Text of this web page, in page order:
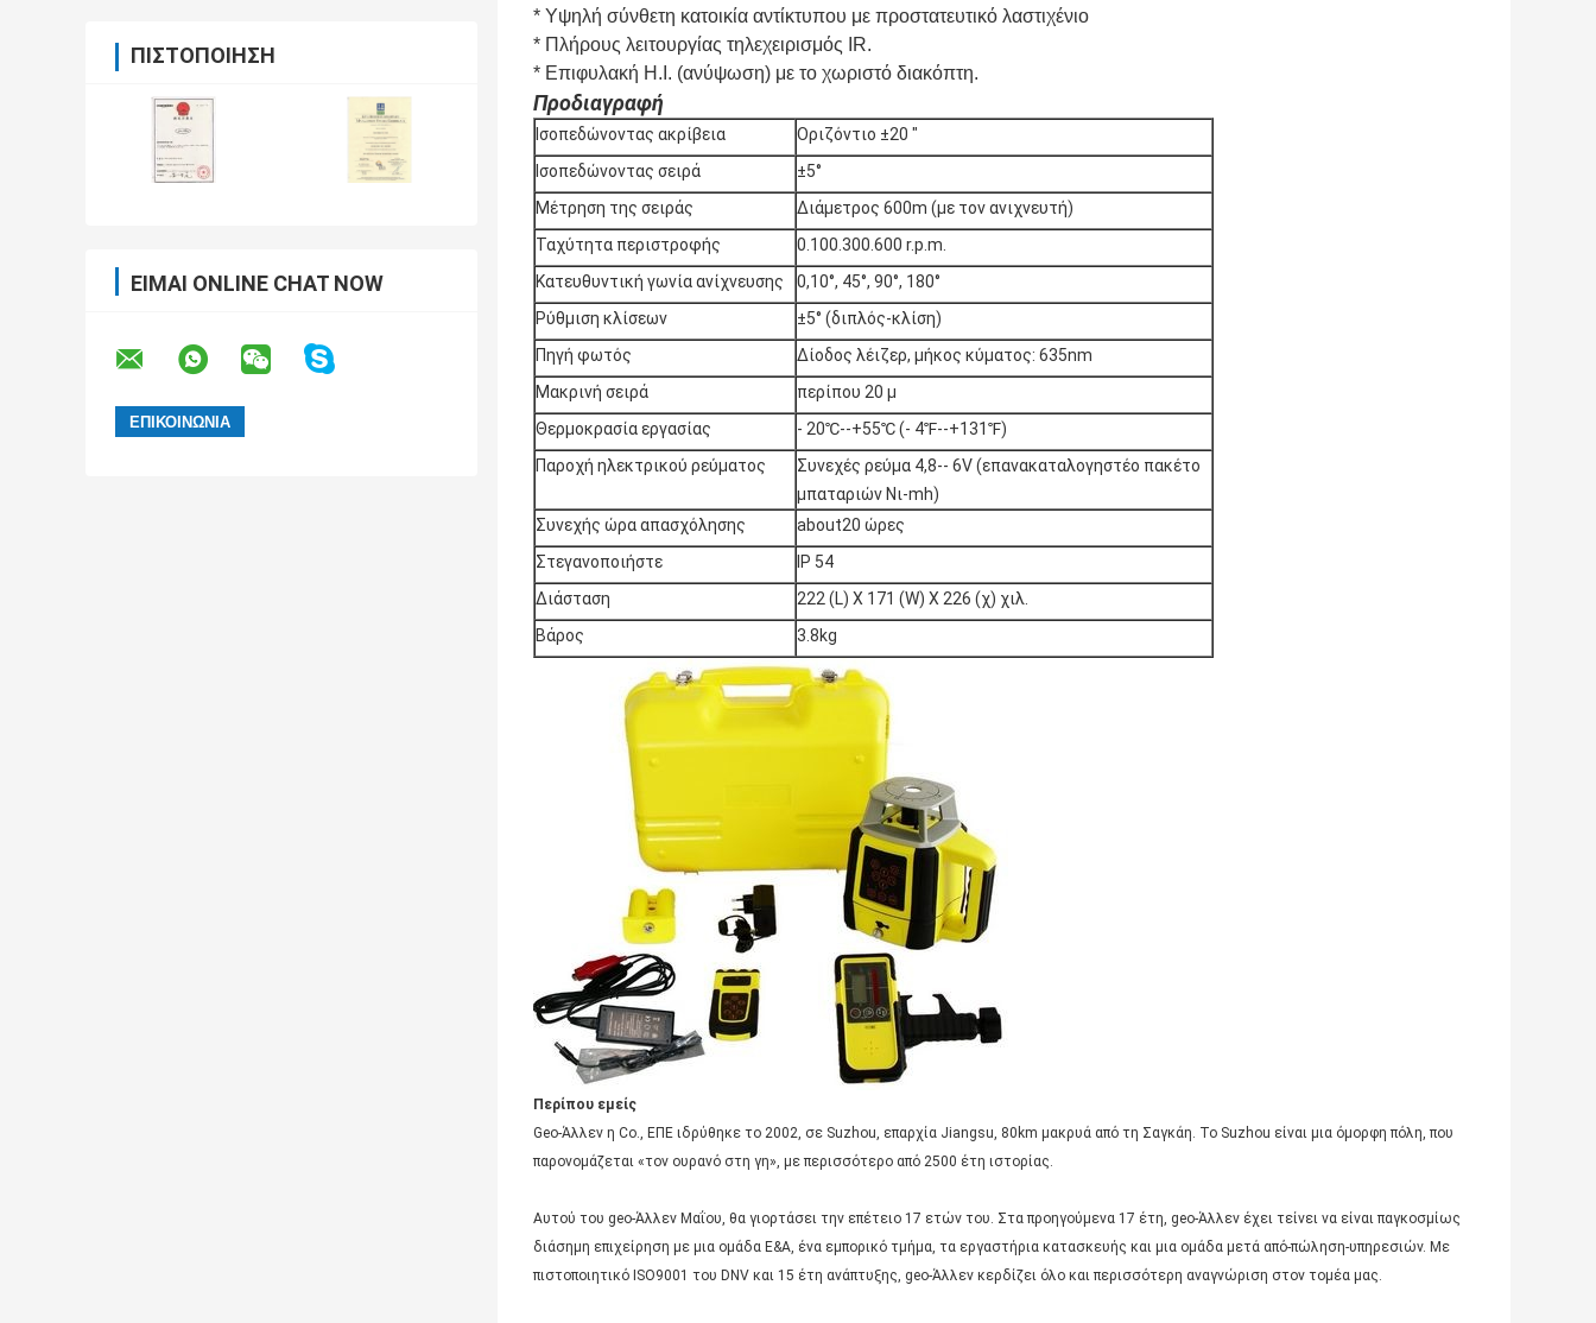
ΠΙΣΤΟΠΟΊΗΣΗ
ΕΊΜΑΙ ONLINE CHAT NOW
* Υψηλή σύνθετη κατοικία αντίκτυπου με προστατευτικό λαστιχένιο
* Πλήρους λειτουργίας τηλεχειρισμός IR.
* Επιφυλακή H.I. (ανύψωση) με το χωριστό διακόπτη.
Προδιαγραφή
Ισοπεδώνοντας ακρίβεια
Οριζόντιο ±20 ″
Ισοπεδώνοντας σειρά
±5°
Μέτρηση της σειράς
Διάμετρος 600m (με τον ανιχνευτή)
Ταχύτητα περιστροφής
0.100.300.600 r.p.m.
Κατευθυντική γωνία ανίχνευσης
0,10°, 45°, 90°, 180°
Ρύθμιση κλίσεων
±5° (διπλός-κλίση)
Πηγή φωτός
Δίοδος λέιζερ, μήκος κύματος: 635nm
Μακρινή σειρά
περίπου 20 μ
Θερμοκρασία εργασίας
- 20℃--+55℃ (- 4℉--+131℉)
Παροχή ηλεκτρικού ρεύματος
Συνεχές ρεύμα 4,8-- 6V (επανακαταλογηστέο πακέτο
μπαταριών Νι-mh)
Συνεχής ώρα απασχόλησης
about20 ώρες
Στεγανοποιήστε
IP 54
Διάσταση
222 (L) Χ 171 (W) Χ 226 (χ) χιλ.
Βάρος
3.8kg
Περίπου εμείς
Geo-Άλλεν η Co., ΕΠΕ ιδρύθηκε το 2002, σε Suzhou, επαρχία Jiangsu, 80km μακρυά από τη Σαγκάη. Το Suzhou είναι μια όμορφη πόλη, που
παρονομάζεται «τον ουρανό στη γη», με περισσότερο από 2500 έτη ιστορίας.
Αυτού του geo-Άλλεν Μαΐου, θα γιορτάσει την επέτειο 17 ετών του. Στα προηγούμενα 17 έτη, geo-Άλλεν έχει τείνει να είναι παγκοσμίως
διάσημη επιχείρηση με μια ομάδα Ε&Α, ένα εμπορικό τμήμα, τα εργαστήρια κατασκευής και μια ομάδα μετά από-πώληση-υπηρεσιών. Με
πιστοποιητικό ISO9001 του DNV και 15 έτη ανάπτυξης, geo-Άλλεν κερδίζει όλο και περισσότερη αναγνώριση στον τομέα μας.